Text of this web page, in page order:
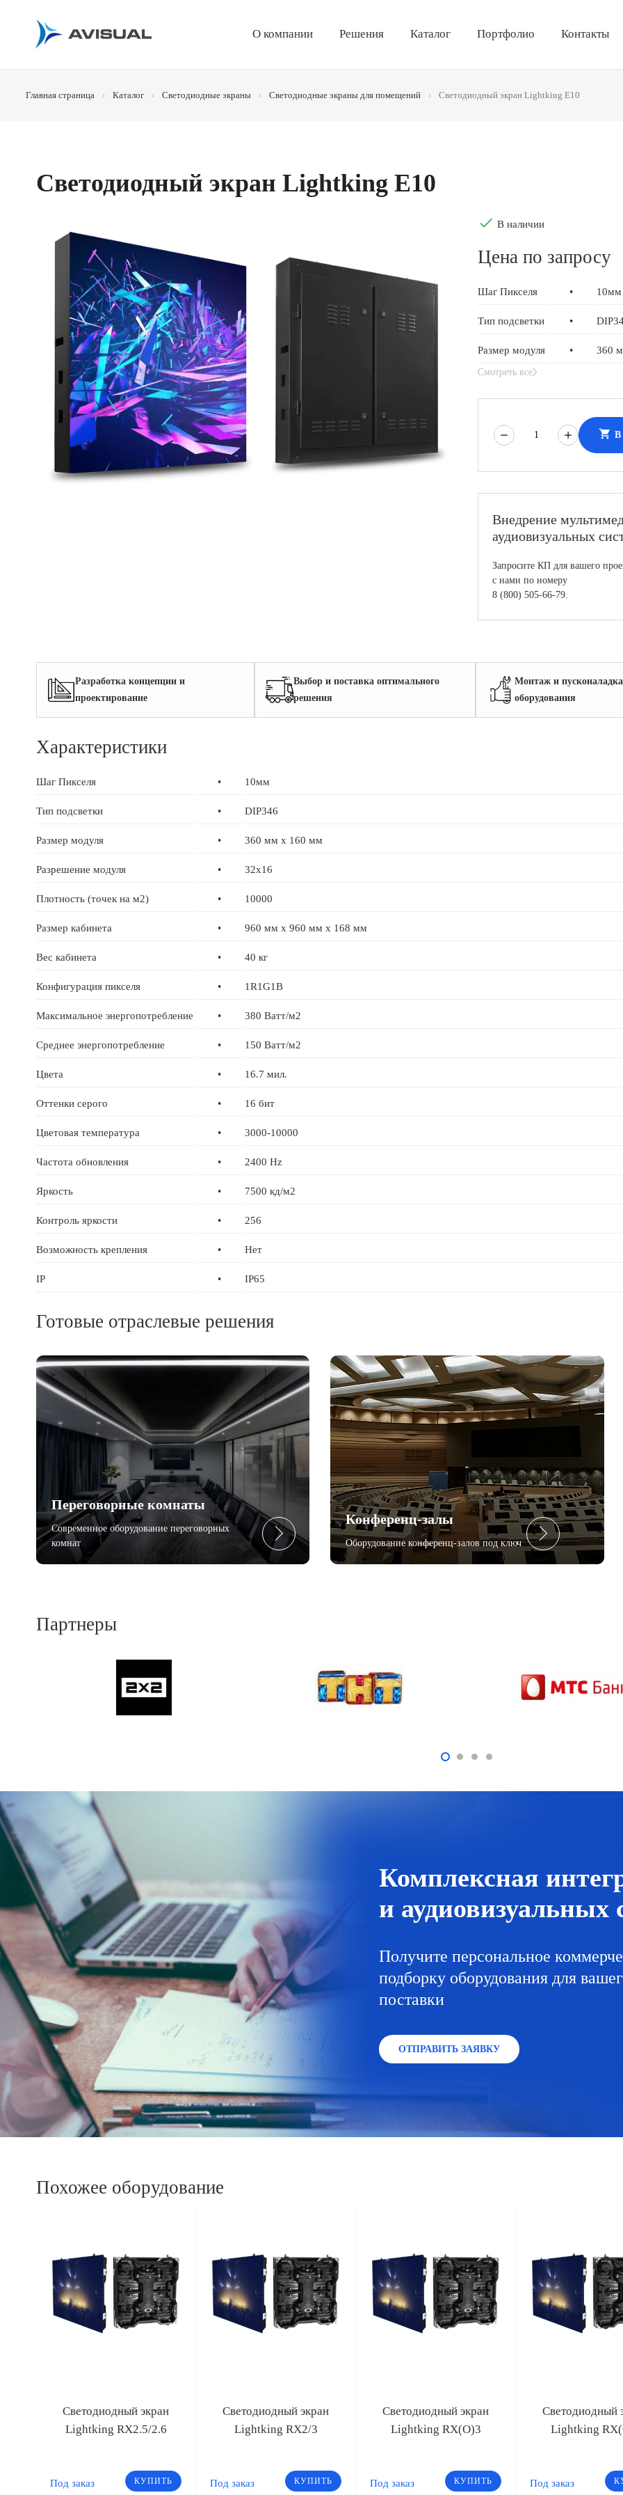
О компании Решения Каталог Портфолио Контакты
Главная страница Каталог Светодиодные экраны Светодиодные экраны для помещений Светодиодный экран Lightking E10
Светодиодный экран Lightking E10
done В наличии
Цена по запросу
Шаг Пикселя • 10мм
Тип подсветки •
Размер модуля • 360
Смотреть все
shopping_cart
Внедрение
аудиовизуальных
Запросите КП для вашего
с нами по номеру
8 (800) 505-66-79.
Разработка концепции и
проектирование
Выбор и поставка оптимального
решения
Монтаж и пусконаладка
оборудования
Характеристики
Шаг Пикселя • 10мм
Тип подсветки • DIP346
Размер модуля • 360 мм x 160 мм
Разрешение модуля • 32x16
Плотность (точек на м2) • 10000
Размер кабинета • 960 мм x 960 мм x 168 мм
Вес кабинета • 40 кг
Конфигурация пикселя • 1R1G1B
Максимальное энергопотребление • 380 Ватт/м2
Среднее энергопотребление • 150 Ватт/м2
Цвета • 16.7 мил.
Оттенки серого • 16 бит
Цветовая температура • 3000-10000
Частота обновления • 2400 Hz
Яркость • 7500 кд/м2
Контроль яркости • 256
Возможность крепления • Нет
IP • IP65
Готовые отраслевые решения
Переговорные комнаты
Современное оборудование переговорных
комнат
Конференц-залы
Оборудование конференц-залов под ключ
Партнеры
Комплексная
и аудиовизуальных
Получите персональное
подборку оборудования для
поставки
ОТПРАВИТЬ ЗАЯВКУ
Похожее оборудование
Светодиодный экран
Lightking RX2.5/2.6
Под заказ КУПИТЬ
Светодиодный экран
Lightking RX2/3
Под заказ КУПИТЬ
Светодиодный экран
Lightking RX(O)3
Под заказ КУПИТЬ
Светодиодный
Lightking
Под заказ